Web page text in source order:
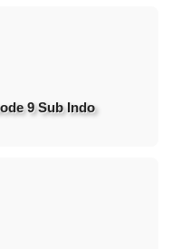
9 Sub Indo